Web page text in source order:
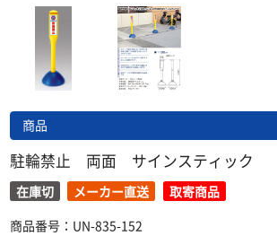
商品
駐輪禁止 両面 サインスティック
在庫切 メーカー直送
取寄商品
商品番号：UN-835-152